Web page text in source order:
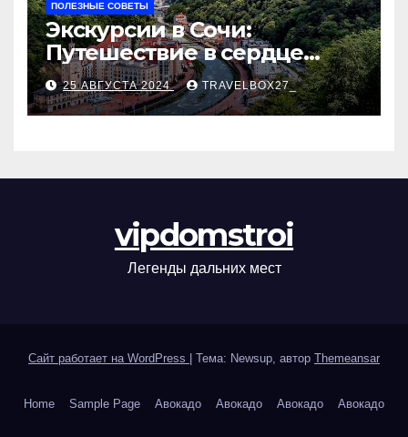
ПОЛЕЗНЫЕ СОВЕТЫ
Экскурсии в Сочи:
Путешествие в сердце
Черноморского курорта
25 АВГУСТА 2024 TRAVELBOX27_
vipdomstroi
Легенды дальних мест
Сайт работает на WordPress Тема: Newsup, автор Themeansar
Home Sample Page Авокадо Авокадо Авокадо Авокадо